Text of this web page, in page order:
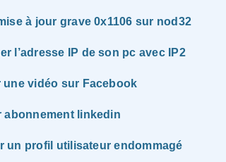
à jour grave 0x1106 sur nod32
l’adresse IP de son pc avec IP2
une vidéo sur Facebook
abonnement linkedin
un profil utilisateur endommagé